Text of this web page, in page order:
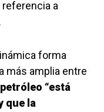
referencia a
forma
más amplia entre
“está
que la